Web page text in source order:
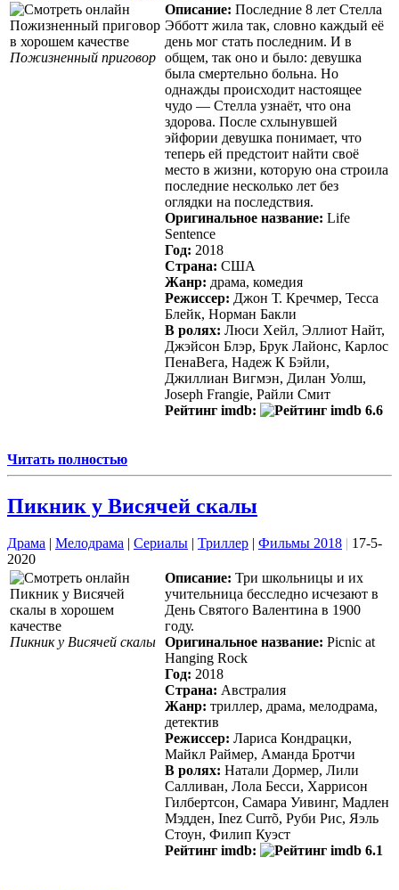
Пожизненный приговор
Описание: Последние 8 лет Стелла
Эбботт жила так, словно каждый её
день мог стать последним. И в
общем, так оно и было: девушка
была смертельно больна. Но
однажды происходит настоящее
чудо — Стелла узнаёт, что она
здорова. После схлынувшей
эйфории девушка понимает, что
теперь ей предстоит найти своё
место в жизни, которую она строила
последние несколько лет без
оглядки на последствия.
Оригинальное название: Life
Sentence
Год: 2018
Страна: США
Жанр: драма, комедия
Режиссер: Джон Т. Кречмер, Тесса
Блейк, Норман Бакли
В ролях: Люси Хейл, Эллиот Найт,
Джэйсон Блэр, Брук Лайонс, Карлос
ПенаВега, Надеж К Бэйли,
Джиллиан Вигмэн, Дилан Уолш,
Joseph Frangie, Райли Смит
Рейтинг imdb:
6.6
Читать полностью
Пикник у Висячей скалы
Драма | Мелодрама | Сериалы | Триллер | Фильмы 2018 | 17-5-
2020
Пикник у Висячей скалы
Описание: Три школьницы и их
учительница бесследно исчезают в
День Святого Валентина в 1900
году.
Оригинальное название: Picnic at
Hanging Rock
Год: 2018
Страна: Австралия
Жанр: триллер, драма, мелодрама,
детектив
Режиссер: Лариса Кондрацки,
Майкл Раймер, Аманда Бротчи
В ролях: Натали Дормер, Лили
Салливан, Лола Бесси, Харрисон
Гилбертсон, Самара Уивинг, Мадлен
Мэдден, Inez Currõ, Руби Рис, Яэль
Стоун, Филип Куэст
Рейтинг imdb:
6.1